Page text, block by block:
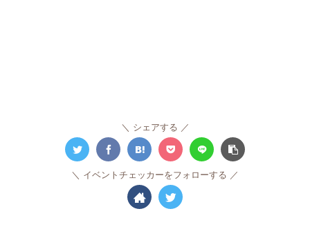
シェアする
イベントチェッカーをフォローする